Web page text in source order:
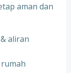
aman dan
aliran